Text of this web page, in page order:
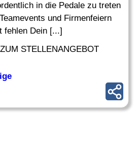
in die Pedale zu treten
und Firmenfeiern
fehlen Dein [...]
STELLENANGEBOT